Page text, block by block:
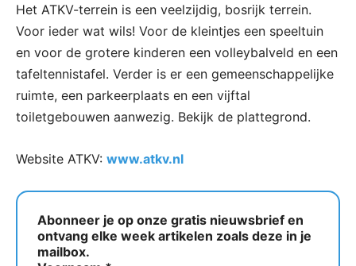
Het ATKV-terrein is een veelzijdig, bosrijk terrein.
Voor ieder wat wils! Voor de kleintjes een speeltuin
en voor de grotere kinderen een volleybalveld en een
tafeltennistafel. Verder is er een gemeenschappelijke
ruimte, een parkeerplaats en een vijftal
toiletgebouwen aanwezig. Bekijk de plattegrond.
Website ATKV: www.atkv.nl
Abonneer je op onze gratis nieuwsbrief en
ontvang elke week artikelen zoals deze in je
mailbox.